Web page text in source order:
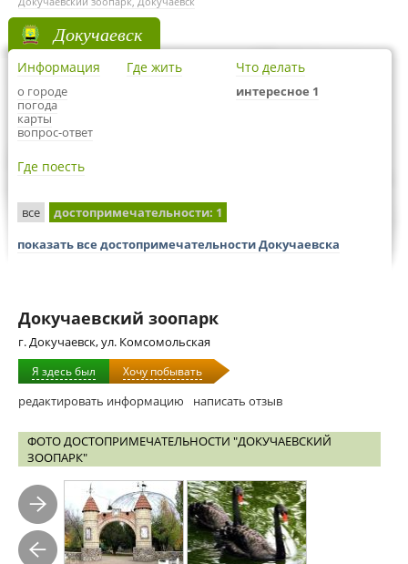
Докучаевск
Информация
о городе
погода
карты
вопрос-ответ
Где жить Что делать
интересное 1
Где поесть
все достопримечательности: 1
показать все достопримечательности Докучаевска
Докучаевский зоопарк
г. Докучаевск, ул. Комсомольская
Я здесь был Хочу побывать
редактировать информацию написать отзыв
ФОТО ДОСТОПРИМЕЧАТЕЛЬНОСТИ "ДОКУЧАЕВСКИЙ
ЗООПАРК"